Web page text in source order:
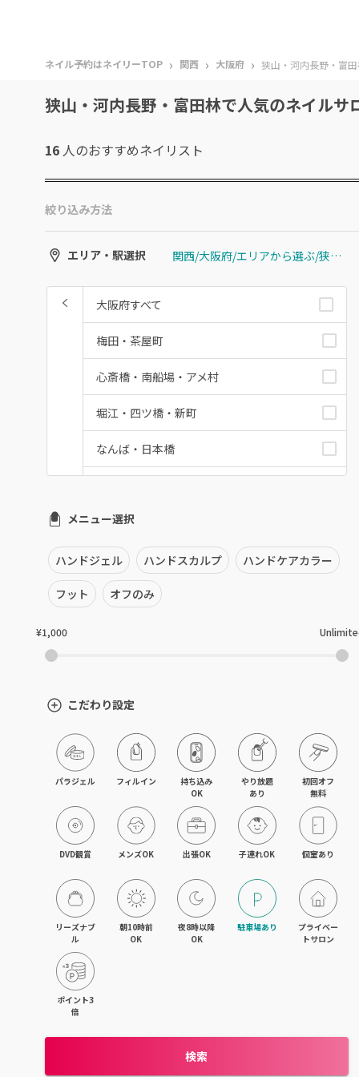
ネイル予約はネイリーTOP › 関西 › 大阪府 › 狭山・河内長野・富
狭山・河内長野・富田林で人気のネイルサ
16 人のおすすめネイリスト
絞り込み方法
エリア・駅選択 関西/大阪府/エリアから選ぶ/狭山・河内長野・富田林
大阪府すべて
梅田・茶屋町
心斎橋・南船場・アメ村
堀江・四ツ橋・新町
なんば・日本橋
福島区・野田
淀屋橋・本町・肥後橋
天神橋・天満
東三国・十三・淀川区
京橋・都島区
鶴見区・城東区・旭区
東成区・生野区
住吉区・住之江区・西成区
平野区・東住吉区
大正・九条・弁天町
枚方・寝屋川・交野
メニュー選択
ハンドジェル ハンドスカルプ ハンドケアカラー
フット オフのみ
¥1,000
こだわり設定
パラジェル フィルイン
持ち込み
OK
やり放題
あり
初回オフ
無料
DVD観賞 メンズOK 出張OK 子連れOK 個室あり
リーズナブ
ル
朝10時前
OK
夜8時以降
OK
駐車場あり
プライベー
トサロン
ポイント3
倍
検索